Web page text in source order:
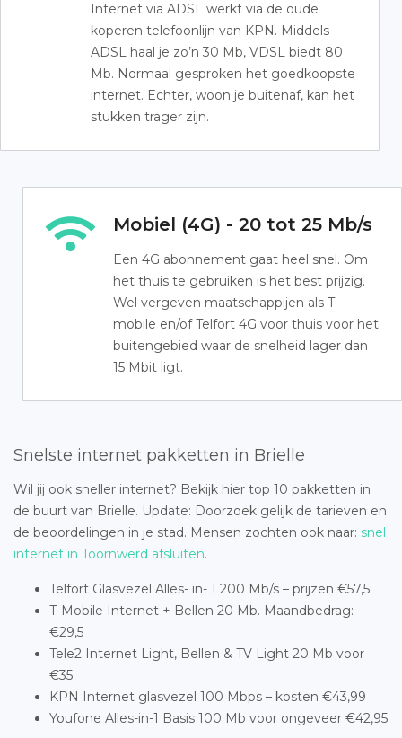
Internet via ADSL werkt via de oude
koperen telefoonlijn van KPN. Middels
ADSL haal je zo’n 30 Mb, VDSL biedt 80
Mb. Normaal gesproken het goedkoopste
internet. Echter, woon je buitenaf, kan het
stukken trager zijn.
Mobiel (4G) - 20 tot 25 Mb/s
Een 4G abonnement gaat heel snel. Om
het thuis te gebruiken is het best prijzig.
Wel vergeven maatschappijen als T-
mobile en/of Telfort 4G voor thuis voor het
buitengebied waar de snelheid lager dan
15 Mbit ligt.
Snelste internet pakketten in Brielle
Wil jij ook sneller internet? Bekijk hier top 10 pakketten in
de buurt van Brielle. Update: Doorzoek gelijk de tarieven en
de beoordelingen in je stad. Mensen zochten ook naar: snel
internet in Toornwerd afsluiten.
Telfort Glasvezel Alles- in- 1 200 Mb/s – prijzen €57,5
T-Mobile Internet + Bellen 20 Mb. Maandbedrag:
€29,5
Tele2 Internet Light, Bellen & TV Light 20 Mb voor
€35
KPN Internet glasvezel 100 Mbps – kosten €43,99
Youfone Alles-in-1 Basis 100 Mb voor ongeveer €42,95